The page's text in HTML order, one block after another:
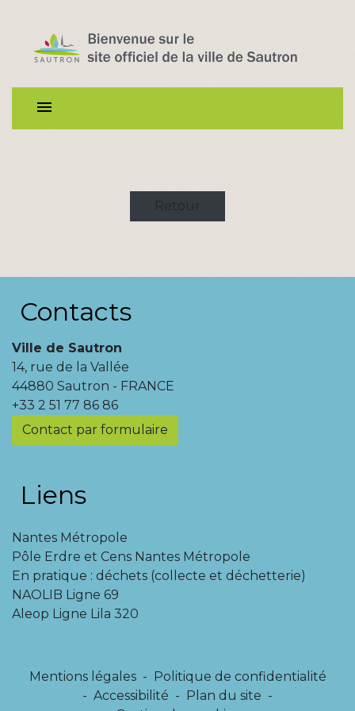
menu
Retour
Contacts
Ville de Sautron
14, rue de la Vallée
44880 Sautron - FRANCE
+33 2 51 77 86 86
Contact par formulaire
Liens
Nantes Métropole
Pôle Erdre et Cens Nantes Métropole
En pratique : déchets (collecte et déchetterie)
NAOLIB Ligne 69
Aleop Ligne Lila 320
Mentions légales - Politique de confidentialité
- Accessibilité - Plan du site -